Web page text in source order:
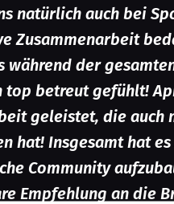
natürlich auch bei
Zusammenarbeit
während der
betreut gefühlt!
geleistet, die auch
hat! Insgesamt hat
Community
Empfehlung an die